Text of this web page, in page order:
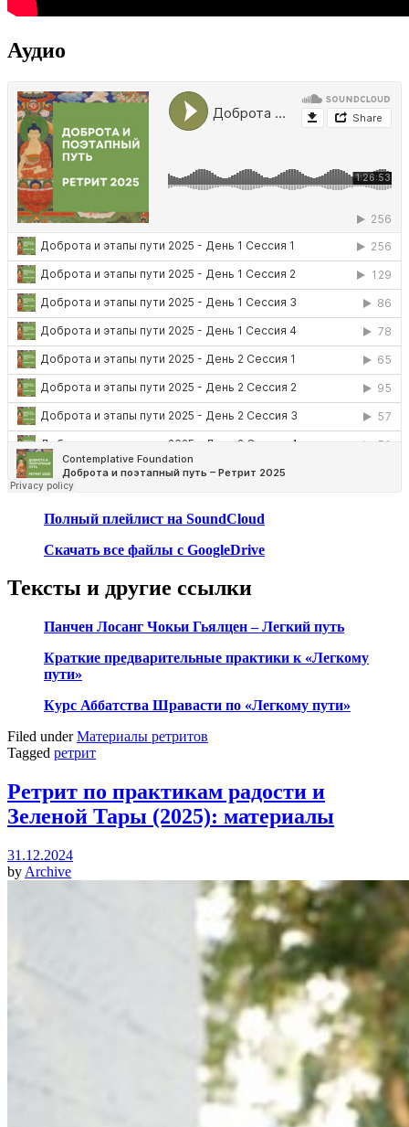
Аудио
Полный плейлист на SoundCloud
Скачать все файлы с GoogleDrive
Тексты и другие ссылки
Панчен Лосанг Чокьи Гьялцен – Легкий путь
Краткие предварительные практики к «Легкому
пути»
Курс Аббатства Шравасти по «Легкому пути»
Filed underМатериалы ретритов
Tagged ретрит
Ретрит по практикам радости и
Зеленой Тары (2025): материалы
31.12.2024
by Archive